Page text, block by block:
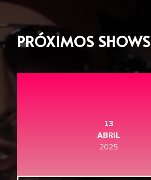
PRÓXIMOS SHOWS
13
ABRIL
2025